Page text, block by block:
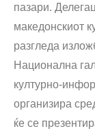
пазари.
македонскиот
разгледа
Национална
културно-
организира
ќе се